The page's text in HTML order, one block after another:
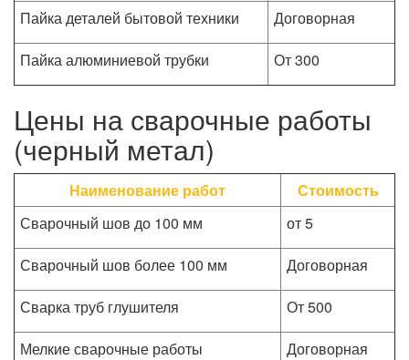
Пайка деталей бытовой техники
Договорная
Пайка алюминиевой трубки
От 300
Цены на сварочные работы
(черный метал)
Наименование работ
Стоимость
Сварочный шов до 100 мм
от 5
Сварочный шов более 100 мм
Договорная
Сварка труб глушителя
От 500
Мелкие сварочные работы
Договорная